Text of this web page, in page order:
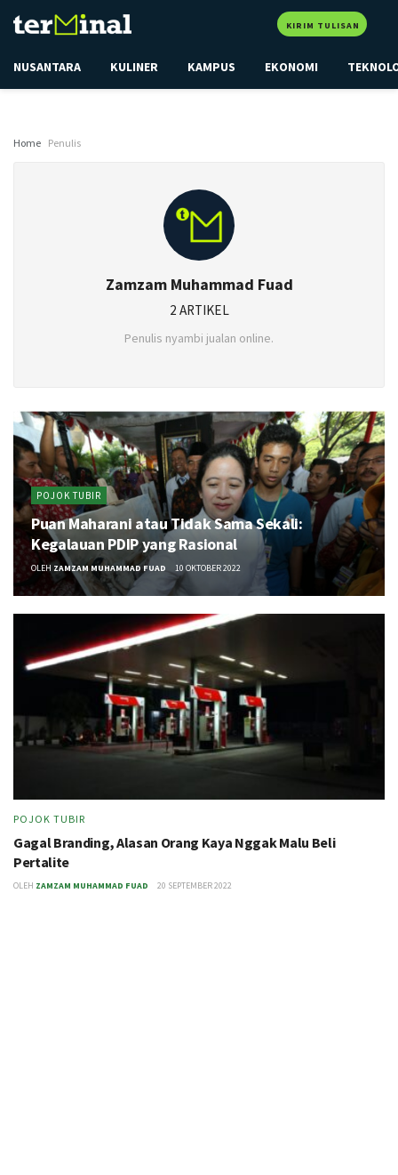
KIRIM TULISAN
NUSANTARA KULINER KAMPUS EKONOMI
Home Penulis
Zamzam Muhammad Fuad
2 ARTIKEL
Penulis nyambi jualan online.
POJOK TUBIR
Puan Maharani atau Tidak Sama Sekali:
Kegalauan PDIP yang Rasional
OLEH ZAMZAM MUHAMMAD FUAD 10 OKTOBER 2022
POJOK TUBIR
Gagal Branding, Alasan Orang Kaya Nggak Malu Beli
Pertalite
OLEH ZAMZAM MUHAMMAD FUAD 20 SEPTEMBER 2022